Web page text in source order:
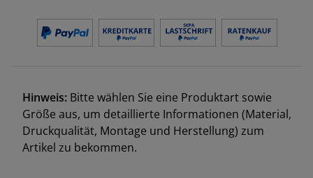
Hinweis: Bitte wählen Sie eine Produktart sowie
Größe aus, um detaillierte Informationen (Material,
Druckqualität, Montage und Herstellung) zum
Artikel zu bekommen.